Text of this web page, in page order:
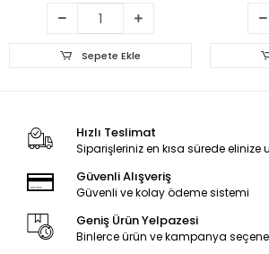
Sepete Ekle
Hızlı Teslimat
Siparişleriniz en kısa sürede elinize
Güvenli Alışveriş
Güvenli ve kolay ödeme sistemi
Geniş Ürün Yelpazesi
Binlerce ürün ve kampanya